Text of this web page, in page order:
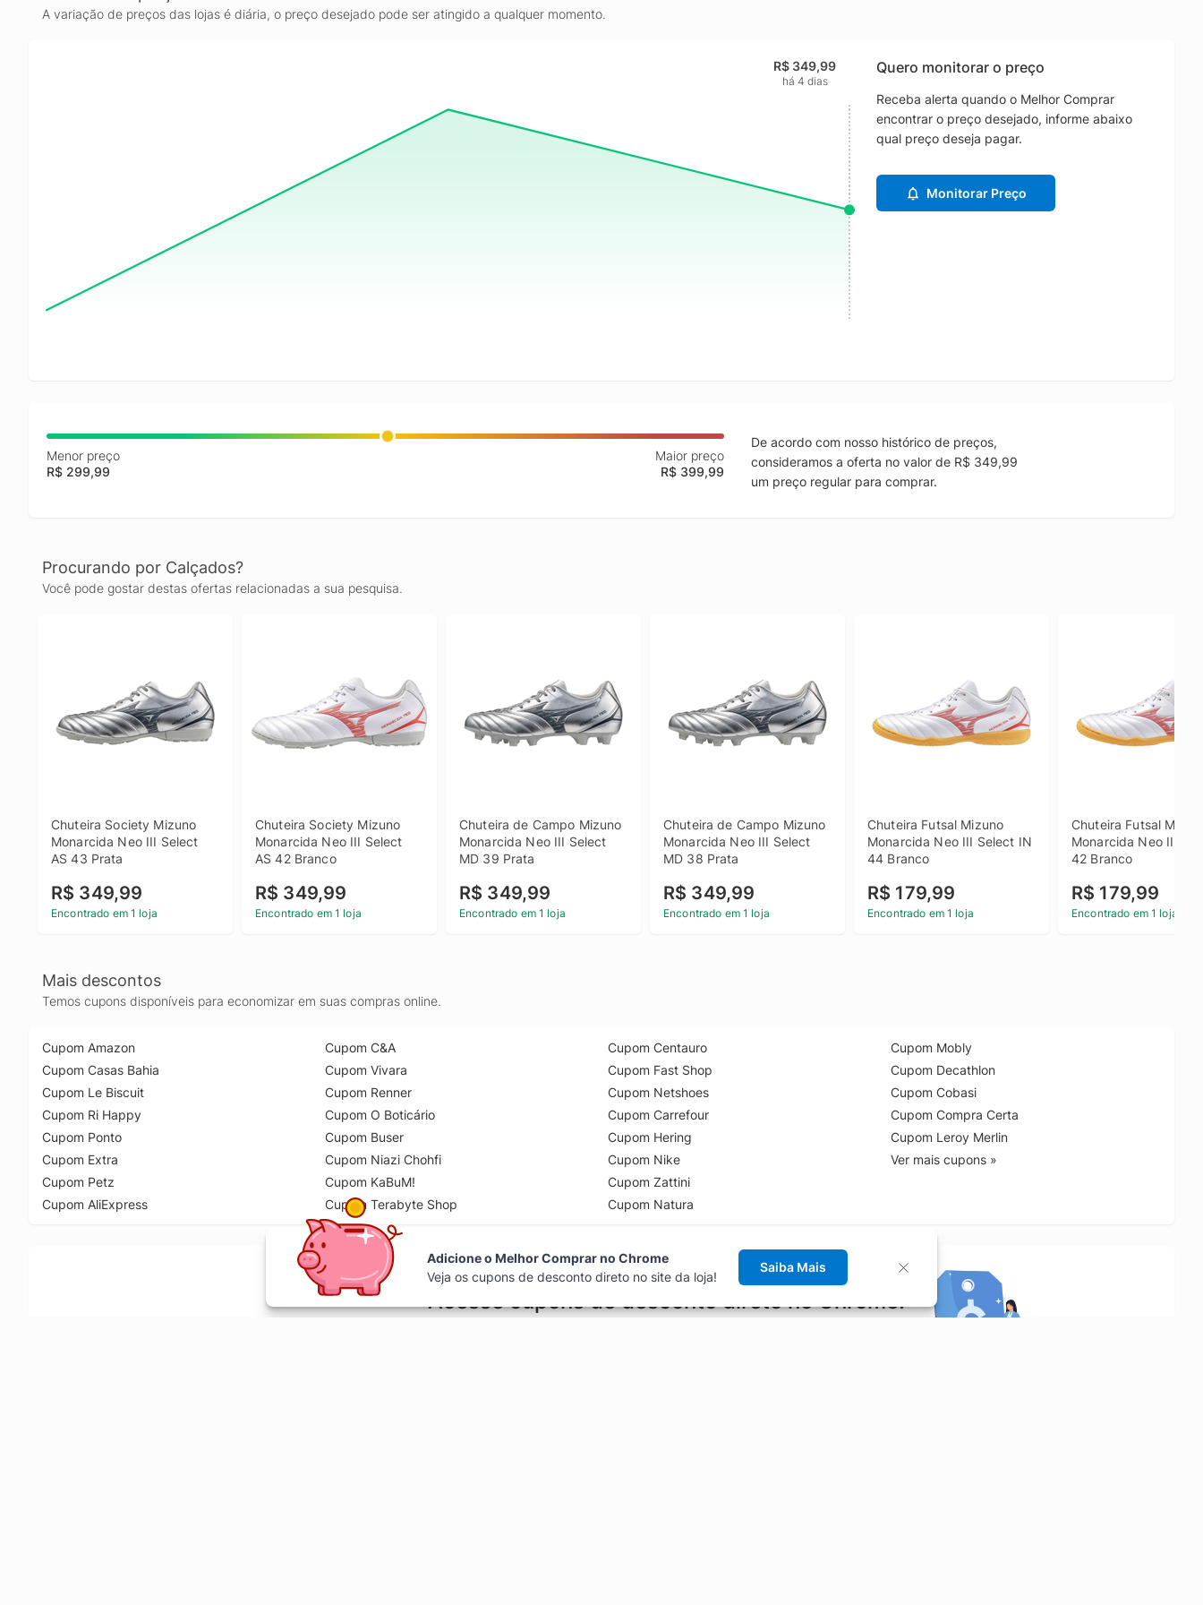
A variação de preços das lojas é diária, o preço desejado pode ser atingido a qualquer momento.
R$ 349,99
há 4 dias
Quero monitorar o preço
Receba alerta quando o Melhor Comprar
encontrar o preço desejado, informe abaixo
qual preço deseja pagar.
Monitorar Preço
Menor preço
R$ 299,99
Maior preço
R$ 399,99
De acordo com nosso histórico de preços,
consideramos a oferta no valor de R$ 349,99
um preço regular para comprar.
Procurando por Calçados?
Você pode gostar destas ofertas relacionadas a sua pesquisa.
Chuteira Society Mizuno
Monarcida Neo III Select
AS 43 Prata
R$ 349,99
Encontrado em 1 loja
Chuteira Society Mizuno
Monarcida Neo III Select
AS 42 Branco
R$ 349,99
Encontrado em 1 loja
Chuteira de Campo Mizuno
Monarcida Neo III Select
MD 39 Prata
R$ 349,99
Encontrado em 1 loja
Chuteira de Campo Mizuno
Monarcida Neo III Select
MD 38 Prata
R$ 349,99
Encontrado em 1 loja
Chuteira Futsal Mizuno
Monarcida Neo III Select IN
44 Branco
R$ 179,99
Encontrado em 1 loja
Chuteira Futsal
Monarcida Neo III
42 Branco
R$ 179,99
Encontrado em 1 loja
Mais descontos
Temos cupons disponíveis para economizar em suas compras online.
Cupom Amazon
Cupom Casas Bahia
Cupom Le Biscuit
Cupom Ri Happy
Cupom Ponto
Cupom Extra
Cupom Petz
Cupom AliExpress
Cupom C&A
Cupom Vivara
Cupom Renner
Cupom O Boticário
Cupom Buser
Cupom Niazi Chohfi
Cupom KaBuM!
Cupom Terabyte Shop
Cupom Centauro
Cupom Fast Shop
Cupom Netshoes
Cupom Carrefour
Cupom Hering
Cupom Nike
Cupom Zattini
Cupom Natura
Cupom Mobly
Cupom Decathlon
Cupom Cobasi
Cupom Compra Certa
Cupom Leroy Merlin
Ver mais cupons »
Acesse cupons de desconto direto no Chrome!
Adicione o Melhor Comprar no Chrome
Veja os cupons de desconto direto no site da loja!
Saiba Mais